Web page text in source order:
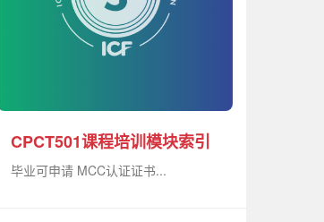
CPCT501课程培训模块索引
毕业可申请 MCC认证证书...